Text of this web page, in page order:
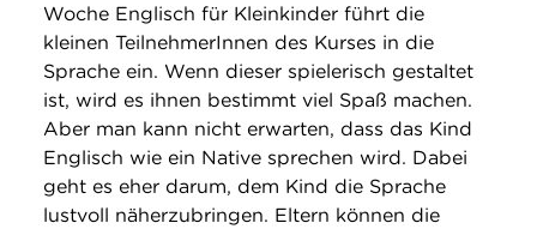
Woche Englisch für Kleinkinder führt die
kleinen TeilnehmerInnen des Kurses in die
Sprache ein. Wenn dieser spielerisch gestaltet
ist, wird es ihnen bestimmt viel Spaß machen.
Aber man kann nicht erwarten, dass das Kind
Englisch wie ein Native sprechen wird. Dabei
geht es eher darum, dem Kind die Sprache
lustvoll näherzubringen. Eltern können die